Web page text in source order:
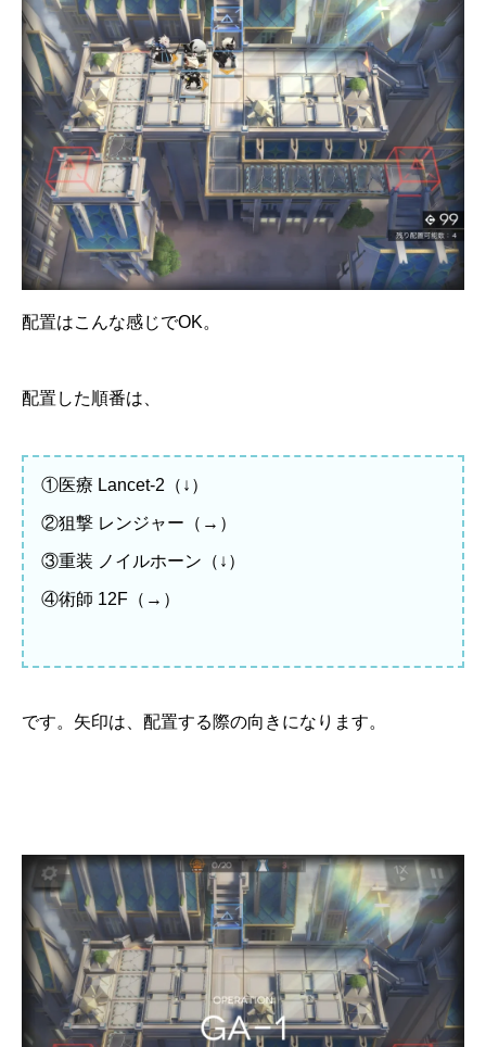
配置はこんな感じでOK。
配置した順番は、
①医療 Lancet-2（↓）
②狙撃 レンジャー（→）
③重装 ノイルホーン（↓）
④術師 12F（→）
です。矢印は、配置する際の向きになります。